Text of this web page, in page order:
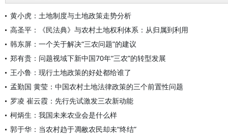
黄小虎：土地制度与土地政策走势分析
高圣平：《民法典》与农村土地权利体系：从归属到利用
韩东屏：一个关于解决“三农问题”的建议
郑有贵：问题视域下新中国70年“三农”的转型发展
王小鲁：现行土地政策的好处都给谁了
孟勤国 黄莹：中国农村土地法律政策的三个前置性问题
罗凌 崔云霞：先行先试激发三农新动能
柯炳生：我国未来农业会是什么样
郭于华：当农村趋于凋敝农民却未“终结”